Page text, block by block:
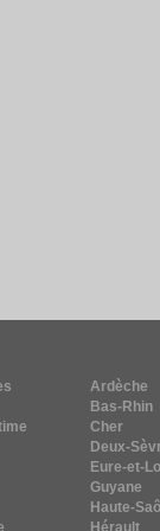
Ardèche
Bas-Rhin
Cher
Deux-
Eure-et-
Guyane
Haute-
Hérault